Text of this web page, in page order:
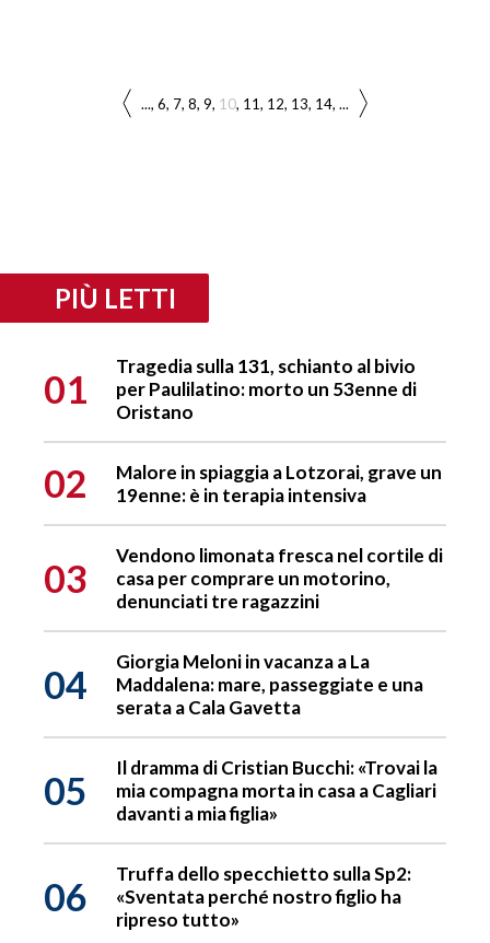
... 6 7 8 9 10 11 12 13 14 ...
PIÙ LETTI
01
Tragedia sulla 131, schianto al bivio
per Paulilatino: morto un 53enne di
Oristano
02
Malore in spiaggia a Lotzorai, grave un
19enne: è in terapia intensiva
03
Vendono limonata fresca nel cortile di
casa per comprare un motorino,
denunciati tre ragazzini
04
Giorgia Meloni in vacanza a La
Maddalena: mare, passeggiate e una
serata a Cala Gavetta
05
Il dramma di Cristian Bucchi: «Trovai la
mia compagna morta in casa a Cagliari
davanti a mia figlia»
06
Truffa dello specchietto sulla Sp2:
«Sventata perché nostro figlio ha
ripreso tutto»